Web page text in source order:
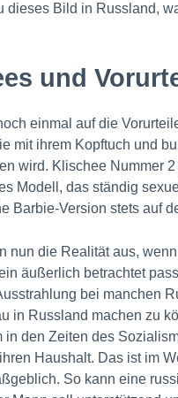
dieses Bild in Russland,
und
einmal auf die
mit ihrem Kopftuch und
wird. Klischee Nummer
Modell, das ständig
Barbie-Version stets auf
nun die Realität aus,
äußerlich betrachtet
bei manchen
in Russland machen zu
in den Zeiten des
Haushalt. Das ist im
So kann eine